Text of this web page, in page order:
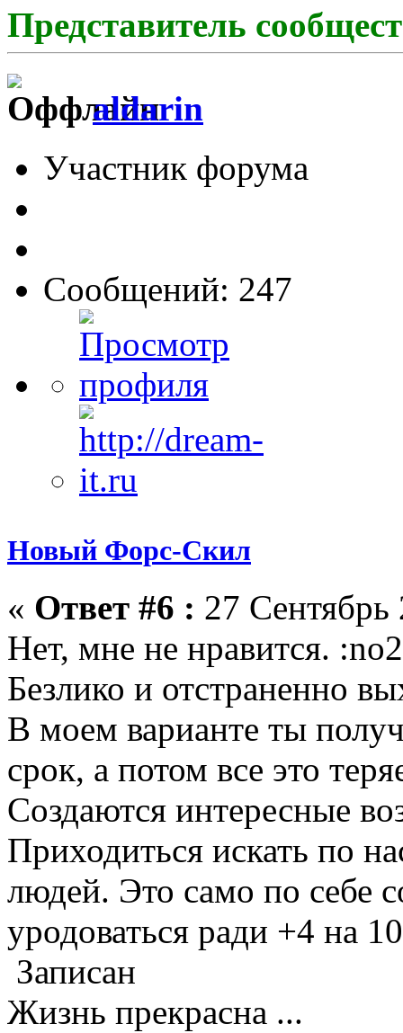
Представитель
aldarin
Участник форума
Сообщений: 247
Новый Форс-Скил
« Ответ #6 : 27
Нет, мне не нравится.
Безлико и отстраненно
В моем варианте ты
срок, а потом все это
Создаются интересные
Приходиться искать по
людей. Это само по себе
уродоваться ради +4 на
Записан
Жизнь прекрасна ...